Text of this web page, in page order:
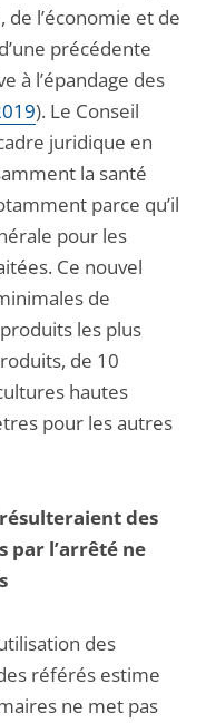
de l’économie et de
précédente
à l’épandage des
). Le Conseil
juridique en
la santé
parce qu’il
pour les
Ce nouvel
de
les plus
de 10
hautes
pour les autres
des
par l’arrêté ne
des
référés estime
ne met pas